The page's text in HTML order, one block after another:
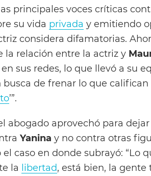
principales voces críticas
su vida privada y emitiendo
considera difamatorias.
la relación entre la actriz y
sus redes, lo que llevó a su
de frenar lo que califican
’”.
abogado aprovechó para
Yanina y no contra otras
caso en donde subrayó: “Lo
la libertad, está bien, la gente